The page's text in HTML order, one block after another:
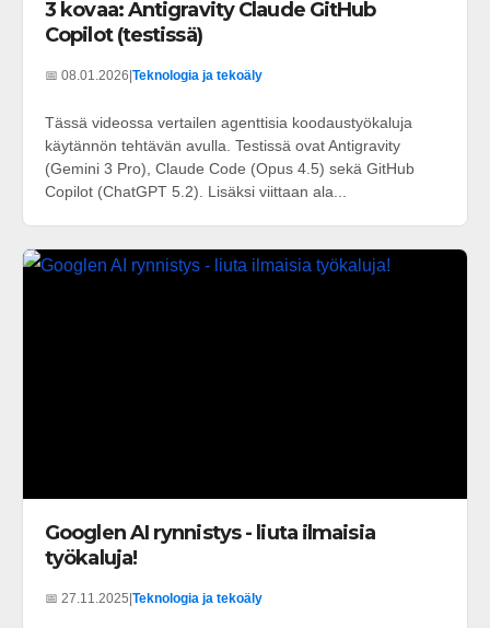
3 kovaa: Antigravity Claude GitHub
Copilot (testissä)
📅 08.01.2026 Teknologia ja tekoäly
Tässä videossa vertailen agenttisia koodaustyökaluja
käytännön tehtävän avulla. Testissä ovat Antigravity
(Gemini 3 Pro), Claude Code (Opus 4.5) sekä GitHub
Copilot (ChatGPT 5.2). Lisäksi viittaan ala...
Googlen AI rynnistys - liuta ilmaisia
työkaluja!
📅 27.11.2025 Teknologia ja tekoäly